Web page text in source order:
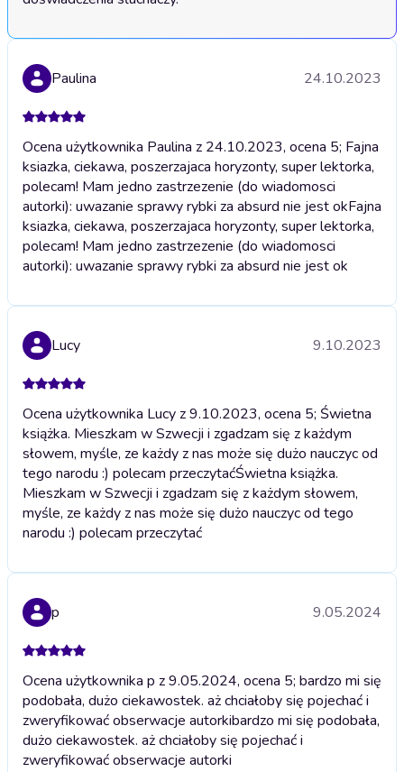
Paulina 24.10.2023
Ocena użytkownika Paulina z 24.10.2023, ocena 5; Fajna
ksiazka, ciekawa, poszerzajaca horyzonty, super lektorka,
polecam! Mam jedno zastrzezenie (do wiadomosci
autorki): uwazanie sprawy rybki za absurd nie jest okFajna
ksiazka, ciekawa, poszerzajaca horyzonty, super lektorka,
polecam! Mam jedno zastrzezenie (do wiadomosci
autorki): uwazanie sprawy rybki za absurd nie jest ok
Lucy 9.10.2023
Ocena użytkownika Lucy z 9.10.2023, ocena 5; Świetna
książka. Mieszkam w Szwecji i zgadzam się z każdym
słowem, myśle, ze każdy z nas może się dużo nauczyc od
tego narodu :) polecam przeczytaćŚwietna książka.
Mieszkam w Szwecji i zgadzam się z każdym słowem,
myśle, ze każdy z nas może się dużo nauczyc od tego
narodu :) polecam przeczytać
p 9.05.2024
Ocena użytkownika p z 9.05.2024, ocena 5; bardzo mi się
podobała, dużo ciekawostek. aż chciałoby się pojechać i
zweryfikować obserwacje autorkibardzo mi się podobała,
dużo ciekawostek. aż chciałoby się pojechać i
zweryfikować obserwacje autorki